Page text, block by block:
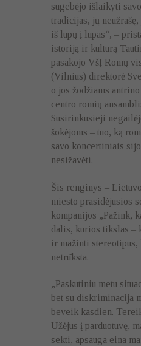
sugebėjo išlaikyti
tradicijas, jų
iš lūpų į lūpas“, –
istoriją ir kultūrą
pasakojo VšĮ Romų
(Vilnius) direktorė
o jos žodžiams
centro romių
Susirinkusieji
šokėjoms – tuo, ką
savo koncertiniais
nesižavėti.
Šis renginys –
miesto prasidėjusios
kompanijos „Pažink,
dalis, kurios tikslas –
ir mažinti
netrūksta.
„Paskutiniu metu
bet su diskriminacija
beveik kasdien.
Užėjus į parduotuvę,
sekti, apsauga eina